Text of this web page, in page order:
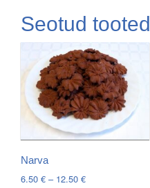
Seotud tooted
Narva
6.50 € – 12.50 €Price